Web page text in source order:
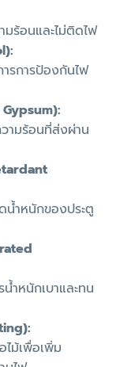
ร้อนและไม่ติดไฟ
รการป้องกันไฟ
ามร้อนที่ส่งผ่าน
น้ำหนักของประตู
ำหนักเบาและทน
ม้เพื่อเพิ่ม